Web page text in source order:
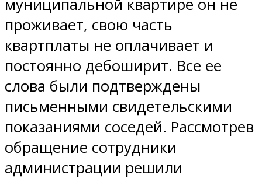
муниципальной квартире он не
проживает, свою часть
квартплаты не оплачивает и
постоянно дебоширит. Все ее
слова были подтверждены
письменными свидетельскими
показаниями соседей. Рассмотрев
обращение сотрудники
администрации решили